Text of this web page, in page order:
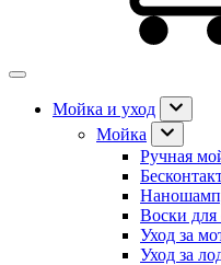
Мойка и уход
Мойка
Ручная
Воски
Уход за
Уход за